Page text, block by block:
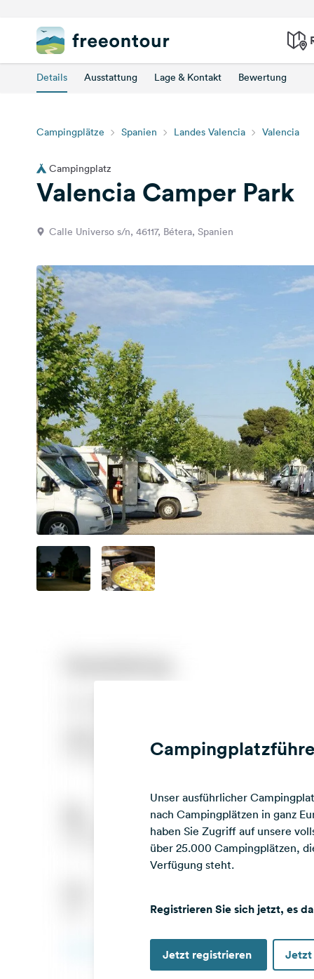
Details Ausstattung Lage & Kontakt Bewertung
Campingplätze Spanien Landes Valencia Valencia
Campingplatz
Valencia Camper Park
Calle Universo s/n, 46117, Bétera, Spanien
Unser ausführlicher
nach Campingplätzen in ganz
haben Sie Zugriff auf unsere
über 25.000 Campingplätzen,
Verfügung steht.
Registrieren Sie sich jetzt, es
Jetzt registrieren Jetzt